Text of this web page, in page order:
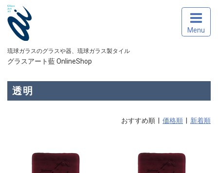
琉球ガラスのグラスや器、琉球ガラス製タイル
グラスアート藍 OnlineShop
Menu
透明
おすすめ順 | 価格順 | 新着順